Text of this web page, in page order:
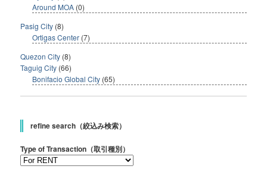
Around MOA (0)
Pasig City (8)
Ortigas Center (7)
Quezon City (8)
Taguig City (66)
Bonifacio Global City (65)
refine search（絞込み検索）
Type of Transaction（取引種別）